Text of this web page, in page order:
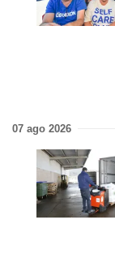
07 ago 2026